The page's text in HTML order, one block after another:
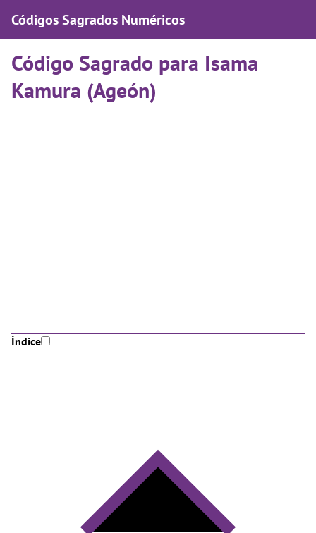
Códigos Sagrados Numéricos
Código Sagrado para Isama
Kamura (Ageón)
Índice